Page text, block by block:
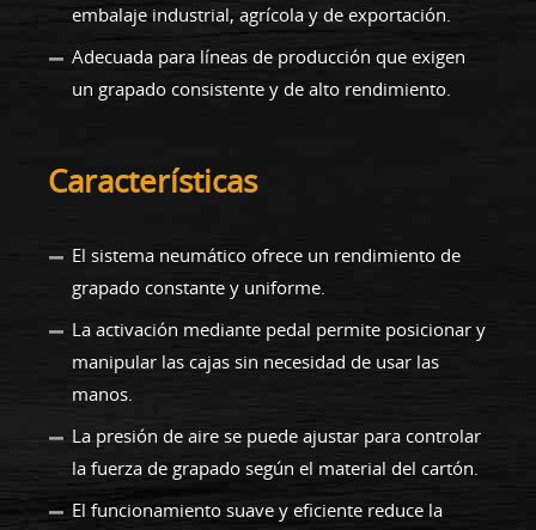
embalaje industrial, agrícola y de exportación.
Adecuada para líneas de producción que exigen
un grapado consistente y de alto rendimiento.
Características
El sistema neumático ofrece un rendimiento de
grapado constante y uniforme.
La activación mediante pedal permite posicionar y
manipular las cajas sin necesidad de usar las
manos.
La presión de aire se puede ajustar para controlar
la fuerza de grapado según el material del cartón.
El funcionamiento suave y eficiente reduce la